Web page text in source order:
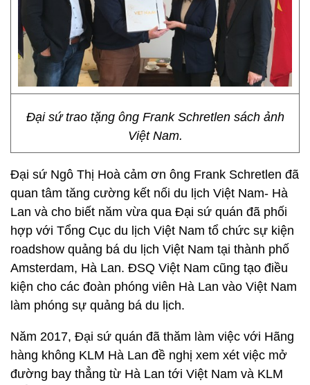
Đại sứ trao tặng ông Frank Schretlen sách ảnh
Việt Nam.
Đại sứ Ngô Thị Hoà cảm ơn ông Frank Schretlen đã
quan tâm tăng cường kết nối du lịch Việt Nam- Hà
Lan và cho biết năm vừa qua Đại sứ quán đã phối
hợp với Tổng Cục du lịch Việt Nam tổ chức sự kiện
roadshow quảng bá du lịch Việt Nam tại thành phố
Amsterdam, Hà Lan. ĐSQ Việt Nam cũng tạo điều
kiện cho các đoàn phóng viên Hà Lan vào Việt Nam
làm phóng sự quảng bá du lịch.
Năm 2017, Đại sứ quán đã thăm làm việc với Hãng
hàng không KLM Hà Lan đề nghị xem xét việc mở
đường bay thẳng từ Hà Lan tới Việt Nam và KLM